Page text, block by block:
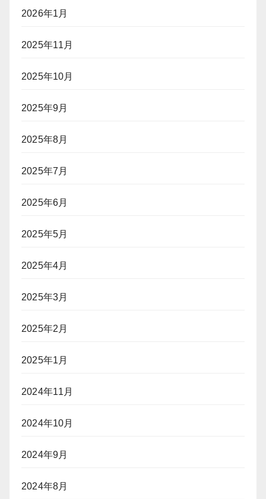
2026年1月
2025年11月
2025年10月
2025年9月
2025年8月
2025年7月
2025年6月
2025年5月
2025年4月
2025年3月
2025年2月
2025年1月
2024年11月
2024年10月
2024年9月
2024年8月